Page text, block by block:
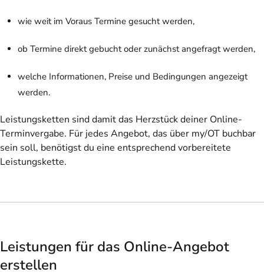
wie weit im Voraus Termine gesucht werden,
ob Termine direkt gebucht oder zunächst angefragt werden,
welche Informationen, Preise und Bedingungen angezeigt
werden.
Leistungsketten sind damit das Herzstück deiner Online-
Terminvergabe. Für jedes Angebot, das über my/OT buchbar
sein soll, benötigst du eine entsprechend vorbereitete
Leistungskette.
Leistungen für das Online-Angebot
erstellen